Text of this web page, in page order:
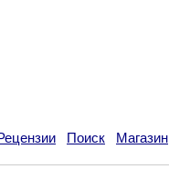
Поиск Магазин